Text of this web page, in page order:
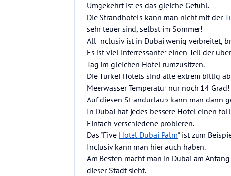
Umgekehrt ist es das gleiche Gefühl.
Die Strandhotels kann man nicht mit der
sehr teuer sind, selbst im Sommer!
All Inclusiv ist in Dubai wenig verbreitet,
Es ist viel interressanter einen Teil der
Tag im gleichen Hotel rumzusitzen.
Die Türkei Hotels sind alle extrem billig
Meerwasser Temperatur nur noch 14 Grad!
Auf diesen Strandurlaub kann man dann
In Dubai hat jedes bessere Hotel einen
Einfach verschiedene probieren.
Das "Five Hotel Dubai Palm" ist zum
Inclusiv kann man hier auch haben.
Am Besten macht man in Dubai am
dieser Stadt sieht.